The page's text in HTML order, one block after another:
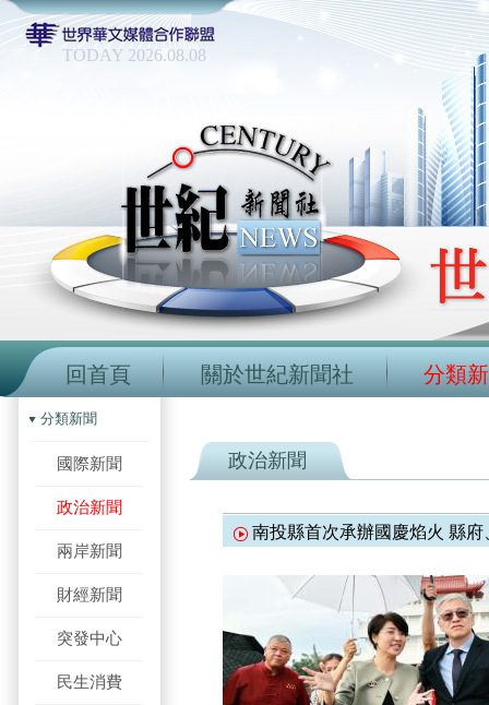
TODAY 2026.08.08
回首頁 關於世紀新聞社 分類
分類新聞
國際新聞
政治新聞
兩岸新聞
財經新聞
突發中心
民生消費
政治新聞
南投縣首次承辦國慶焰火 縣